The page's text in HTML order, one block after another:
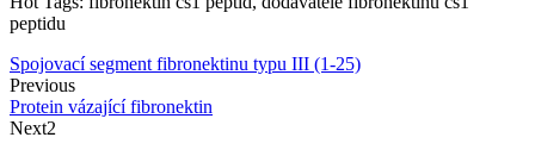
peptidu
Spojovací segment fibronektinu typu III (1-25)
Previous
Protein vázající fibronektin
Next2